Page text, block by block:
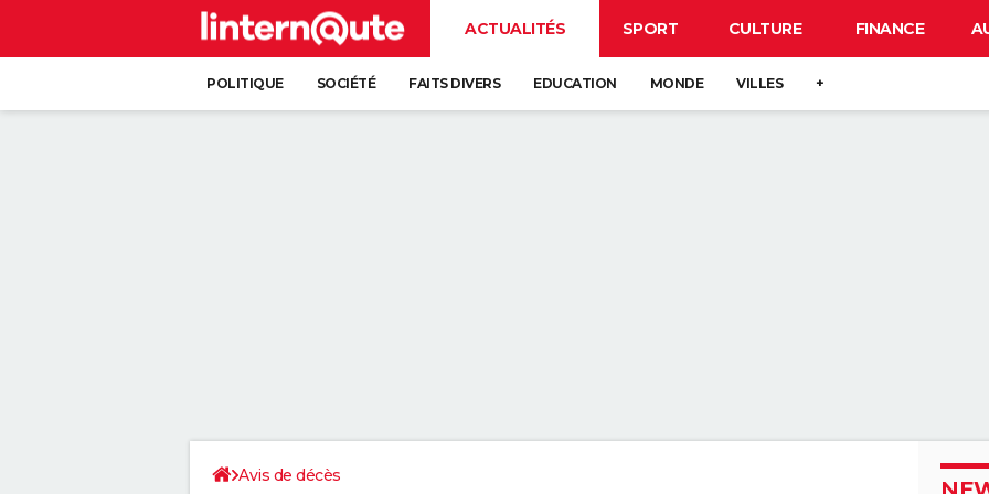
ACTUALITÉS SPORT CULTURE FINANCE
POLITIQUE SOCIÉTÉ FAITS DIVERS EDUCATION MONDE VILLES +
Avis de décès